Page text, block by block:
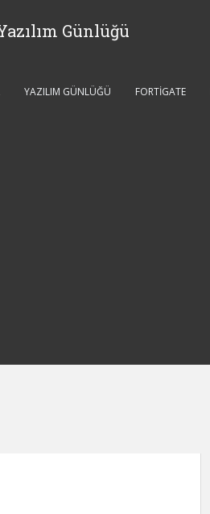
Günlüğü
YAZILIM GÜNLÜĞÜ FORTIGATE